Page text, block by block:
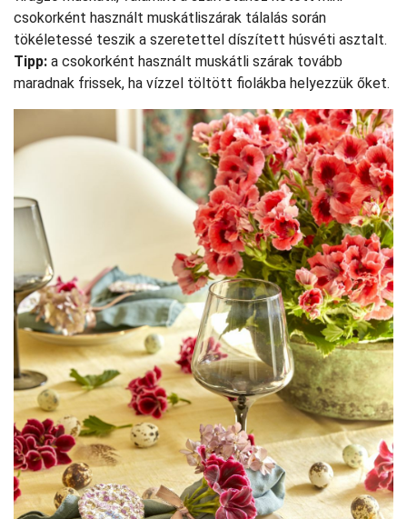
csokorként használt muskátliszárak tálalás során
tökéletessé teszik a szeretettel díszített húsvéti asztalt.
Tipp: a csokorként használt muskátli szárak tovább
maradnak frissek, ha vízzel töltött fiolákba helyezzük őket.